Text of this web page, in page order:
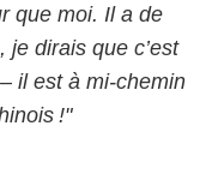
que moi. Il a de
dirais que c’est
il est à mi-chemin
!"